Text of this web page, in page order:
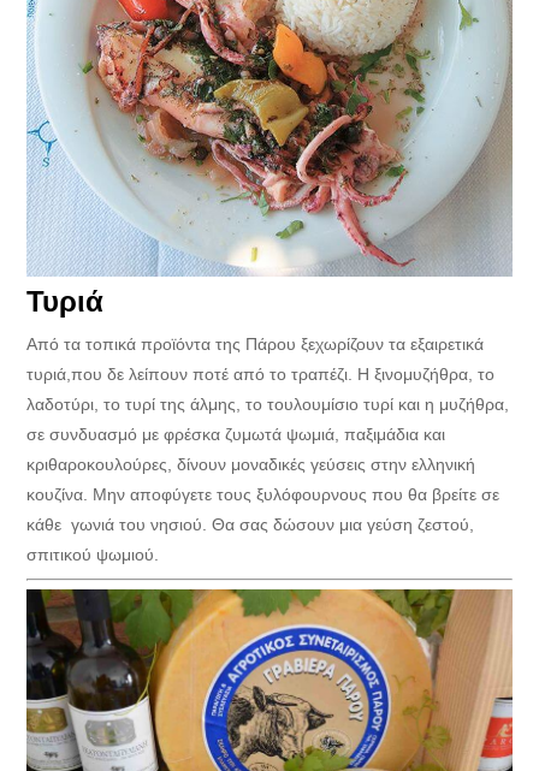
Τυριά
Από τα τοπικά προϊόντα της Πάρου ξεχωρίζουν τα εξαιρετικά
τυριά,που δε λείπουν ποτέ από το τραπέζι. Η ξινομυζήθρα, το
λαδοτύρι, το τυρί της άλμης, το τουλουμίσιο τυρί και η μυζήθρα,
σε συνδυασμό με φρέσκα ζυμωτά ψωμιά, παξιμάδια και
κριθαροκουλούρες, δίνουν μοναδικές γεύσεις στην ελληνική
κουζίνα. Μην αποφύγετε τους ξυλόφουρνους που θα βρείτε σε
κάθε γωνιά του νησιού. Θα σας δώσουν μια γεύση ζεστού,
σπιτικού ψωμιού.